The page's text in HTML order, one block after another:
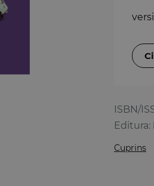
ISBN/
Editura:
Cuprins